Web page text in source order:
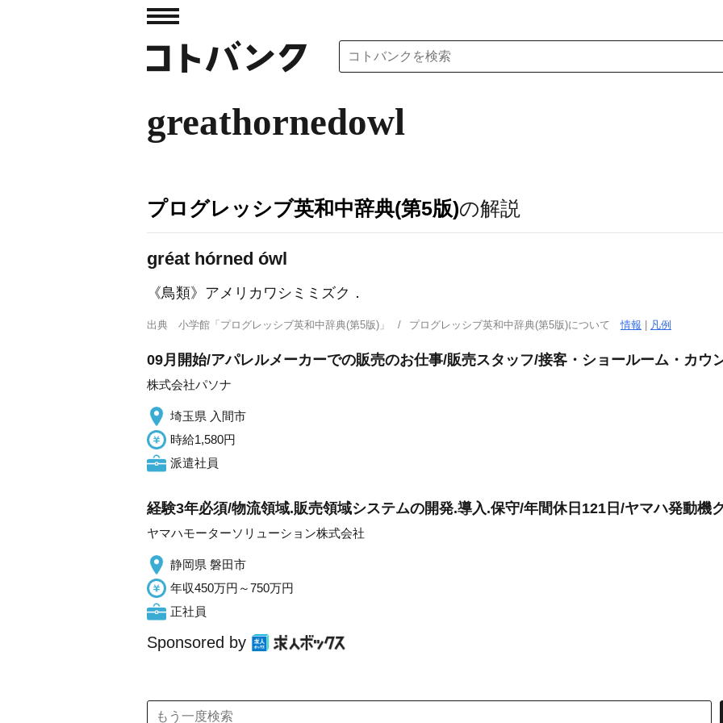
greathornedowl
プログレッシブ英和中辞典(第5版)の解説
gréat hórned ówl
《鳥類》 アメリカワシミミズク ．
出典 小学館「プログレッシブ英和中辞典(第5版)」 プログレッシブ英和中辞典(第5版)について情報 凡例
09月開始/アパレルメーカーでの販売のお仕事/販売スタッフ/接客・ショールーム・カウ
株式会社パソナ
埼玉県 入間市
時給1,580円
派遣社員
経験3年必須/物流領域.販売領域システムの開発.導入.保守/年間休日121日/ヤマハ発動機
ヤマハモーターソリューション株式会社
静岡県 磐田市
年収450万円～750万円
正社員
Sponsored by